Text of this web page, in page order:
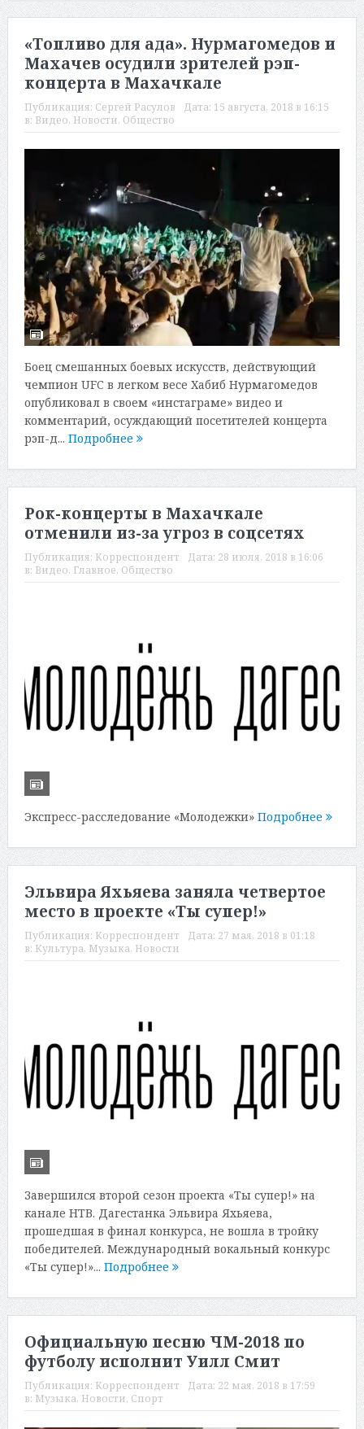
«Топливо для ада». Нурмагомедов и
Махачев осудили зрителей рэп-
концерта в Махачкале
Публикация: Сергей Расулов Дата: 15 августа, 2018 в 16:15
в: Видео, Новости, Общество
Боец смешанных боевых искусств, действующий
чемпион UFC в легком весе Хабиб Нурмагомедов
опубликовал в своем «инстаграме» видео и
комментарий, осуждающий посетителей концерта
рэп-д... Подробнее
Рок-концерты в Махачкале
отменили из-за угроз в соцсетях
Публикация: Корреспондент Дата: 28 июля, 2018 в 16:06
в: Видео, Главное, Общество
Экспресс-расследование «Молодежки» Подробнее
Эльвира Яхьяева заняла четвертое
место в проекте «Ты супер!»
Публикация: Корреспондент Дата: 27 мая, 2018 в 01:18
в: Культура, Музыка, Новости
Завершился второй сезон проекта «Ты супер!» на
канале НТВ. Дагестанка Эльвира Яхьяева,
прошедшая в финал конкурса, не вошла в тройку
победителей. Международный вокальный конкурс
«Ты супер!»... Подробнее
Официальную песню ЧМ-2018 по
футболу исполнит Уилл Смит
Публикация: Корреспондент Дата: 22 мая, 2018 в 17:59
в: Музыка, Новости, Спорт